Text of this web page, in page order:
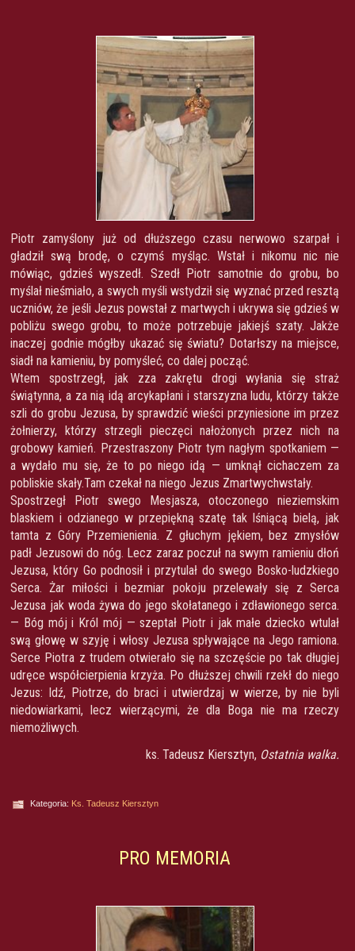
Piotr zamyślony już od dłuższego czasu nerwowo szarpał i
gładził swą brodę, o czymś myśląc. Wstał i nikomu nic nie
mówiąc, gdzieś wyszedł. Szedł Piotr samotnie do grobu, bo
myślał nieśmiało, a swych myśli wstydził się wyznać przed resztą
uczniów, że jeśli Jezus powstał z martwych i ukrywa się gdzieś w
pobliżu swego grobu, to może potrzebuje jakiejś szaty. Jakże
inaczej godnie mógłby ukazać się światu? Dotarłszy na miejsce,
siadł na kamieniu, by pomyśleć, co dalej począć.
Wtem spostrzegł, jak zza zakrętu drogi wyłania się straż
świątynna, a za nią idą arcykapłani i starszyzna ludu, którzy także
szli do grobu Jezusa, by sprawdzić wieści przyniesione im przez
żołnierzy, którzy strzegli pieczęci nałożonych przez nich na
grobowy kamień. Przestraszony Piotr tym nagłym spotkaniem —
a wydało mu się, że to po niego idą — umknął cichaczem za
pobliskie skały.Tam czekał na niego Jezus Zmartwychwstały.
Spostrzegł Piotr swego Mesjasza, otoczonego nieziemskim
blaskiem i odzianego w przepiękną szatę tak lśniącą bielą, jak
tamta z Góry Przemienienia. Z głuchym jękiem, bez zmysłów
padł Jezusowi do nóg. Lecz zaraz poczuł na swym ramieniu dłoń
Jezusa, który Go podnosił i przytulał do swego Bosko-ludzkiego
Serca. Żar miłości i bezmiar pokoju przelewały się z Serca
Jezusa jak woda żywa do jego skołatanego i zdławionego serca.
— Bóg mój i Król mój — szeptał Piotr i jak małe dziecko wtulał
swą głowę w szyję i włosy Jezusa spływające na Jego ramiona.
Serce Piotra z trudem otwierało się na szczęście po tak długiej
udręce współcierpienia krzyża. Po dłuższej chwili rzekł do niego
Jezus: Idź, Piotrze, do braci i utwierdzaj w wierze, by nie byli
niedowiarkami, lecz wierzącymi, że dla Boga nie ma rzeczy
niemożliwych.
ks. Tadeusz Kiersztyn, Ostatnia walka.
Kategoria: Ks. Tadeusz Kiersztyn
PRO MEMORIA